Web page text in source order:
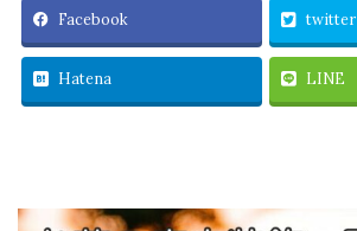
Facebook twitter
Hatena LINE